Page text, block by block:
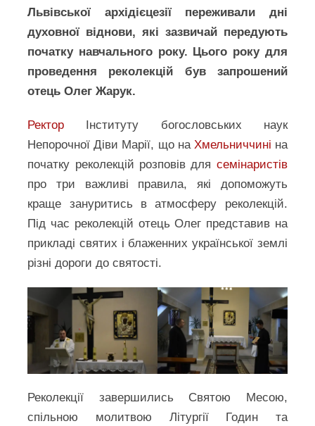
Львівської архідієцезії переживали дні
духовної віднови, які зазвичай передують
початку навчального року. Цього року для
проведення реколекцій був запрошений
отець Олег Жарук.
Ректор Інституту богословських наук
Непорочної Діви Марії, що на Хмельниччині на
початку реколекцій розповів для семінаристів
про три важливі правила, які допоможуть
краще зануритись в атмосферу реколекцій.
Під час реколекцій отець Олег представив на
прикладі святих і блаженних української землі
різні дороги до святості.
Реколекції завершились Святою Месою,
спільною молитвою Літургії Годин та